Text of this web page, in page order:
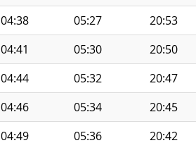
04:38 05:27 20:53
04:41 05:30 20:50
04:44 05:32 20:47
04:46 05:34 20:45
04:49 05:36 20:42